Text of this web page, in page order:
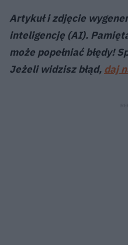
Artykuł i zdjęcie
inteligencję (AI).
może popełniać błędy!
Jeżeli widzisz błąd, daj